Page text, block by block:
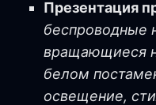
Презентация
беспроводные
вращающиеся
белом
освещение,